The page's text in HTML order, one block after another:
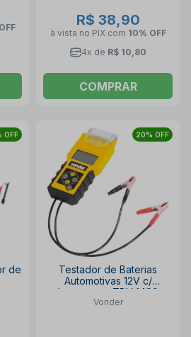
R$ 38,90
à vista no PIX com 10% OFF
4x de R$ 10,80
COMPRAR
OFF
de
20% OFF
Testador de Baterias
Automotivas 12V c/
Impressora TBV 1400
6845140000 VONDER
Vonder